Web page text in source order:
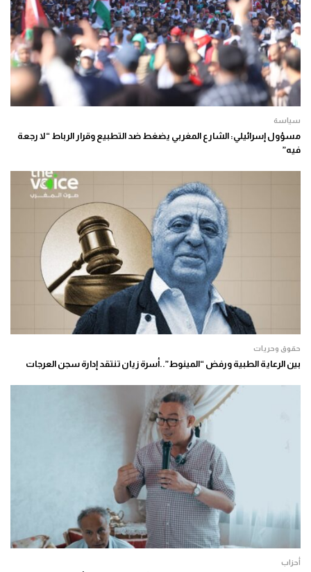
سياسة
مسؤول إسرائيلي: الشارع المغربي يضغط ضد التطبيع وقرار الرباط “لا رجعة
فيه”
حقوق وحريات
بين الرعاية الطبية ورفض “المينوط”..أسرة زيان تنتقد إدارة سجن العرجات
أحزاب